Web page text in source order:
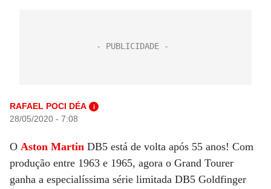
RAFAEL POCI DÉA i
28/05/2020 - 7:08
O Aston Martin DB5 está de volta após 55 anos! Com
produção entre 1963 e 1965, agora o Grand Tourer
ganha a especialíssima série limitada DB5 Goldfinger